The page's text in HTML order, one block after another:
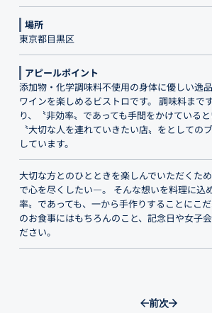
場所
東京都目黒区
アピールポイント
添加物・化学調味料不使用の身体に優しい逸
ワインを楽しめるビストロです。 調味料まで
り、〝非効率〟であっても手間をかけていると
〝大切な人を連れていきたい店〟をとしての
しています。
大切な方とのひとときを楽しんでいただくた
で心を尽くしたい―。 そんな想いを料理に込
率〟であっても、一から手作りすることにこ
のお食事にはもちろんのこと、記念日や女子
ださい。
前次